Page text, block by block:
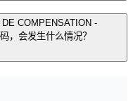
COMPENSATION -
，会发生什么情况？